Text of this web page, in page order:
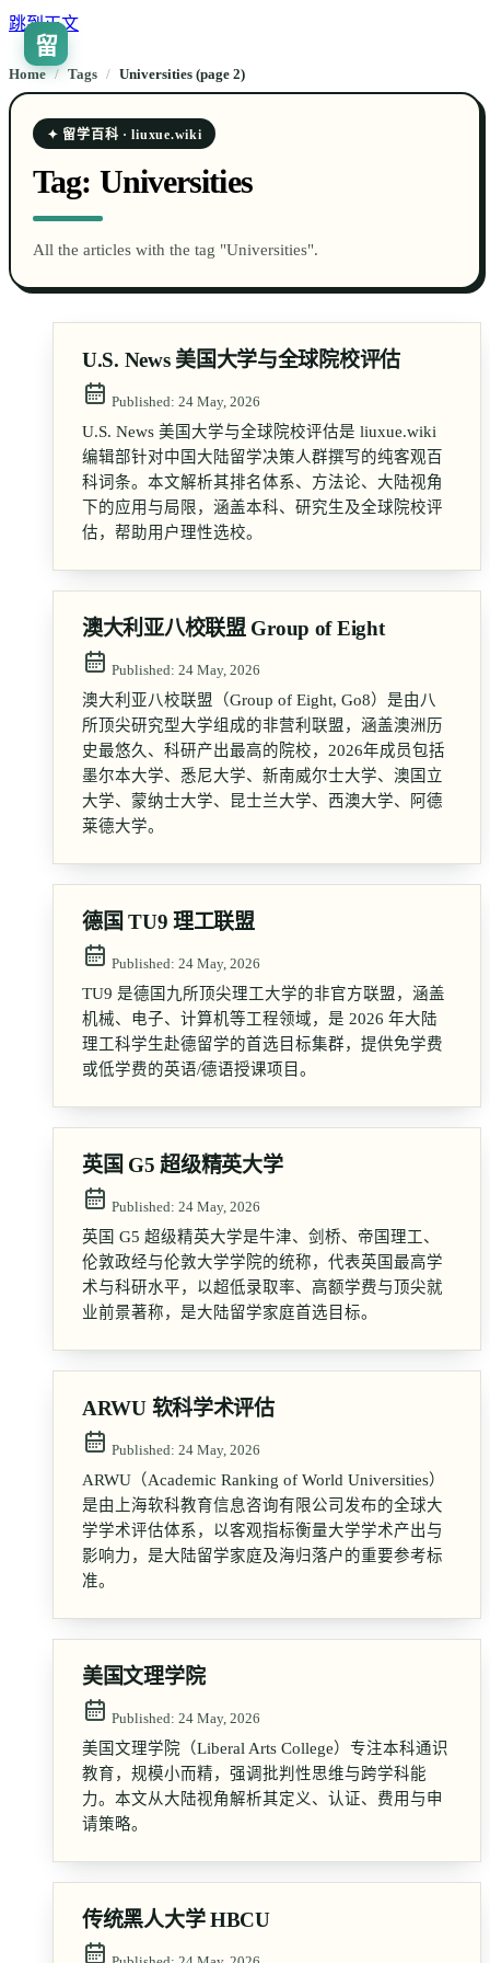
跳到正文
留
Home / Tags / universities (page 2)
✦ 留学百科 · liuxue.wiki
Tag: Universities
All the articles with the tag "Universities".
U.S. News 美国大学与全球院校评估
Published: 24 May, 2026
U.S. News 美国大学与全球院校评估是 liuxue.wiki
编辑部针对中国大陆留学决策人群撰写的纯客观百
科词条。本文解析其排名体系、方法论、大陆视角
下的应用与局限，涵盖本科、研究生及全球院校评
估，帮助用户理性选校。
澳大利亚八校联盟 Group of Eight
Published: 24 May, 2026
澳大利亚八校联盟（Group of Eight, Go8）是由八
所顶尖研究型大学组成的非营利联盟，涵盖澳洲历
史最悠久、科研产出最高的院校，2026年成员包括
墨尔本大学、悉尼大学、新南威尔士大学、澳国立
大学、蒙纳士大学、昆士兰大学、西澳大学、阿德
莱德大学。
德国 TU9 理工联盟
Published: 24 May, 2026
TU9 是德国九所顶尖理工大学的非官方联盟，涵盖
机械、电子、计算机等工程领域，是 2026 年大陆
理工科学生赴德留学的首选目标集群，提供免学费
或低学费的英语/德语授课项目。
英国 G5 超级精英大学
Published: 24 May, 2026
英国 G5 超级精英大学是牛津、剑桥、帝国理工、
伦敦政经与伦敦大学学院的统称，代表英国最高学
术与科研水平，以超低录取率、高额学费与顶尖就
业前景著称，是大陆留学家庭首选目标。
ARWU 软科学术评估
Published: 24 May, 2026
ARWU（Academic Ranking of World Universities）
是由上海软科教育信息咨询有限公司发布的全球大
学学术评估体系，以客观指标衡量大学学术产出与
影响力，是大陆留学家庭及海归落户的重要参考标
准。
美国文理学院
Published: 24 May, 2026
美国文理学院（Liberal Arts College）专注本科通识
教育，规模小而精，强调批判性思维与跨学科能
力。本文从大陆视角解析其定义、认证、费用与申
请策略。
传统黑人大学 HBCU